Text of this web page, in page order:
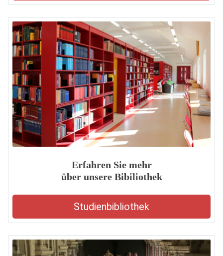
Erfahren Sie mehr
über unsere Bibiliothek
Studienbibliothek